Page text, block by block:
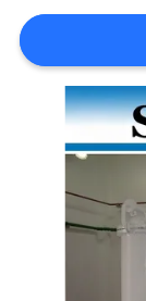
VRAAG
EEN
OFFERTE
AAN
NEWS